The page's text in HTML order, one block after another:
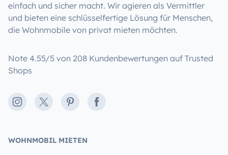
einfach und sicher macht. Wir agieren als Vermittler
und bieten eine schlüsselfertige Lösung für Menschen,
die Wohnmobile von privat mieten möchten.
Note 4.55/5 von 208 Kundenbewertungen auf Trusted
Shops
Instagram
X PinterestFacebook
WOHNMOBIL MIETEN